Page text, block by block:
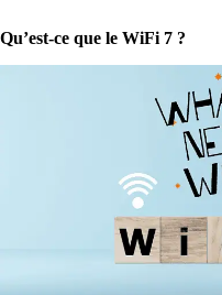
Qu’est-ce que le WiFi 7 ?